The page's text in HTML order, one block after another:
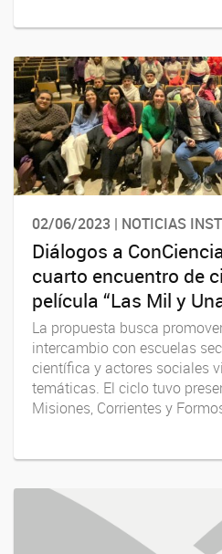
02/06/2023 | NOTICIAS
Diálogos a
cuarto encuentro de
película “Las Mil y
La propuesta busca
intercambio con escuelas
científica y actores sociales
temáticas. El ciclo tuvo
Misiones, Corrientes y